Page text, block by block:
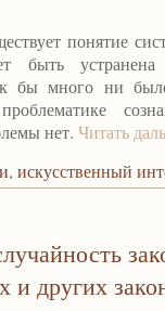
понятие
устранена
бы много ни
нет. Читать
, искусственный
и других